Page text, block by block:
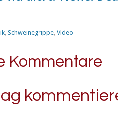
, Schweinegrippe, Video
Kommentare